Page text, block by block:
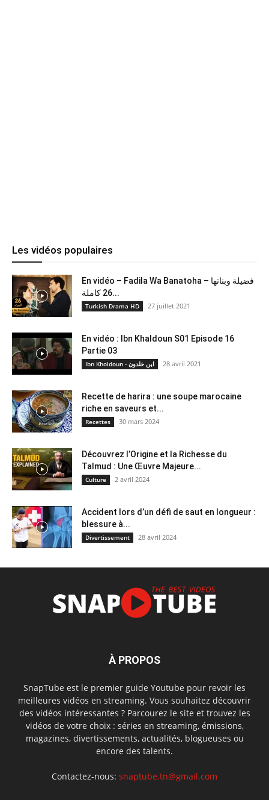
Les vidéos populaires
En vidéo – Fadila Wa Banatoha – فضيلة وبناتها
26 كاملة...
Turkish Drama HD 27 juillet 2021
En vidéo : Ibn Khaldoun S01 Episode 16
Partie 03
Ibn Kholdoun - ابن خلدون 28 avril 2021
Recette de harira : une soupe marocaine
riche en saveurs et...
Recettes 30 mars 2024
Découvrez l’Origine et la Richesse du
Talmud : Une Œuvre Majeure...
Culture 2 avril 2024
Accident lors d’un défi de saut en longueur :
blessure à...
Divertissement 28 avril 2024
À PROPOS
SnapTube est le premier guide Youtube pour revoir les
meilleures vidéos en streaming. Vous souhaitez découvrir
des vidéos intéressantes ? Parcourez le site et trouvez les
vidéos de votre choix : séries en streaming, émissions,
magazines, divertissements, actualités, blogueuses ou
encore des talents.
Contactez-nous: snaptube.tn@gmail.com